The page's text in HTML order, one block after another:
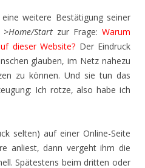
weitere Bestätigung seiner
>Home/Start zur Frage:Warum
dieser Website? Der Eindruck
glauben, im Netz nahezu
zu können. Und sie tun das
Ich rotze, also habe ich
selten) auf einer Online-Seite
anliest, dann vergeht ihm die
Spätestens beim dritten oder